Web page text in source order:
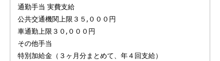
通勤手当 実費支給
公共交通機関上限３５,０００円
車通勤上限３０,０００円
その他手当
特別加給金（３ヶ月分まとめて、年４回支給）